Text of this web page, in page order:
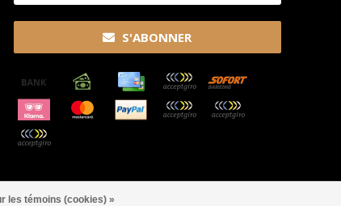
les témoins (cookies) »
S'ABONNER